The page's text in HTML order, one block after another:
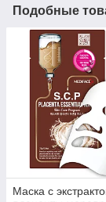
Подобные
Маска с